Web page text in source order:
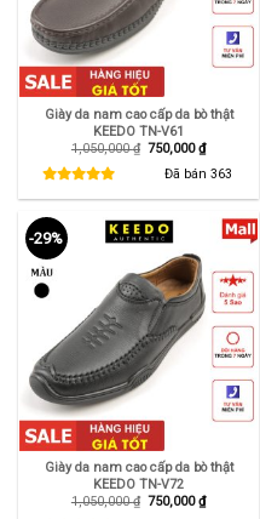
Giày da nam cao cấp da bò thật
KEEDO TN-V61
1,050,000₫ Giá
1,050,000 ₫.
750,000₫Giá
hiện
tại
là:
750,000 ₫.
Đã bán 363
-29%
Giày da nam cao cấp da bò thật
KEEDO TN-V72
1,050,000₫ Giá
750,000₫Giá
hiện